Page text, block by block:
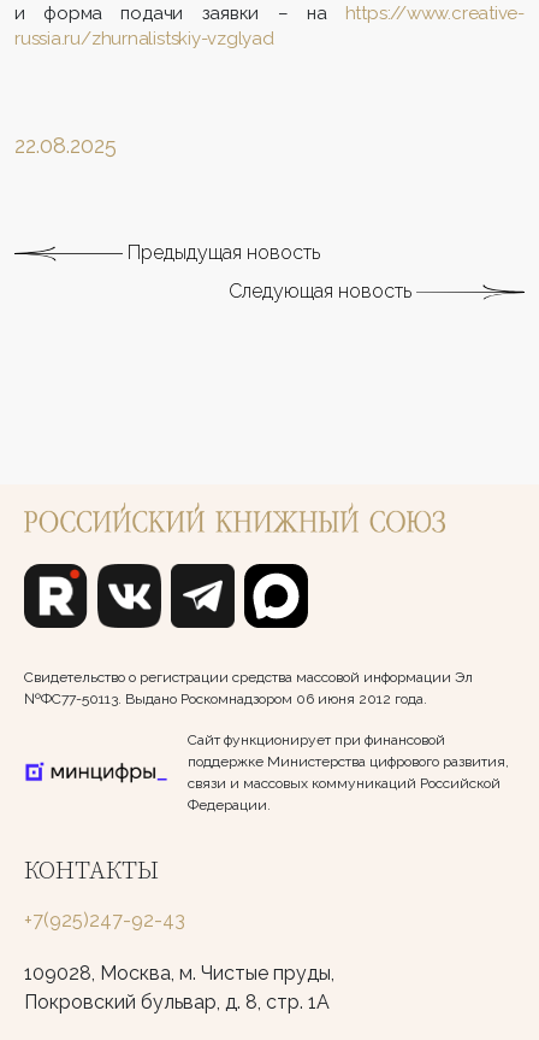
и форма подачи заявки – на https://www.creative-
russia.ru/zhurnalistskiy-vzglyad
22.08.2025
Предыдущая новость
Следующая новость
Свидетельство о регистрации средства массовой информации Эл
№ФС77-50113. Выдано Роскомнадзором 06 июня 2012 года.
Сайт функционирует при финансовой
поддержке Министерства цифрового развития,
связи и массовых коммуникаций Российской
Федерации.
КОНТАКТЫ
+7(925)247-92-43
109028, Москва, м. Чистые пруды,
Покровский бульвар, д. 8, стр. 1А